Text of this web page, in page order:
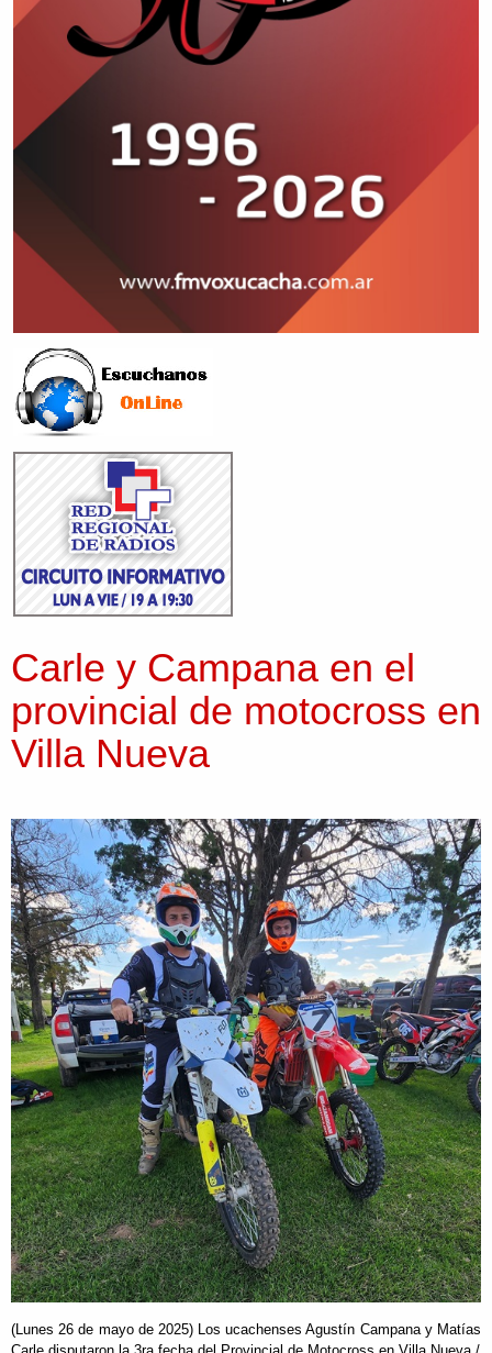
Carle y Campana en el
provincial de motocross en
Villa Nueva
(Lunes 26 de mayo de 2025) Los ucachenses Agustín Campana y Matías